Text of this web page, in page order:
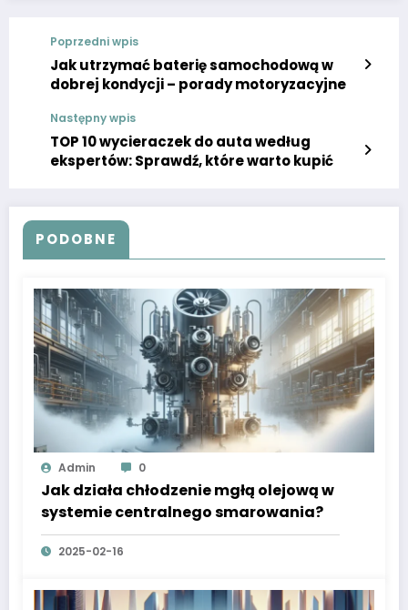
Poprzedni wpis
Jak utrzymać baterię samochodową w
dobrej kondycji – porady motoryzacyjne
Następny wpis
TOP 10 wycieraczek do auta według
ekspertów: Sprawdź, które warto kupić
PODOBNE
Admin 0
Jak działa chłodzenie mgłą olejową w
systemie centralnego smarowania?
2025-02-16